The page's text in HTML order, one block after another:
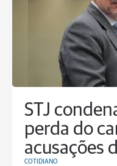
STJ
perda do
acusações
COTIDIANO